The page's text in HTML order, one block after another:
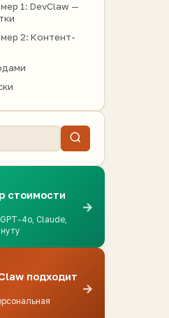
1: DevClaw —
2: Контент-
стоимости
4o, Claude,
→
подходит
→